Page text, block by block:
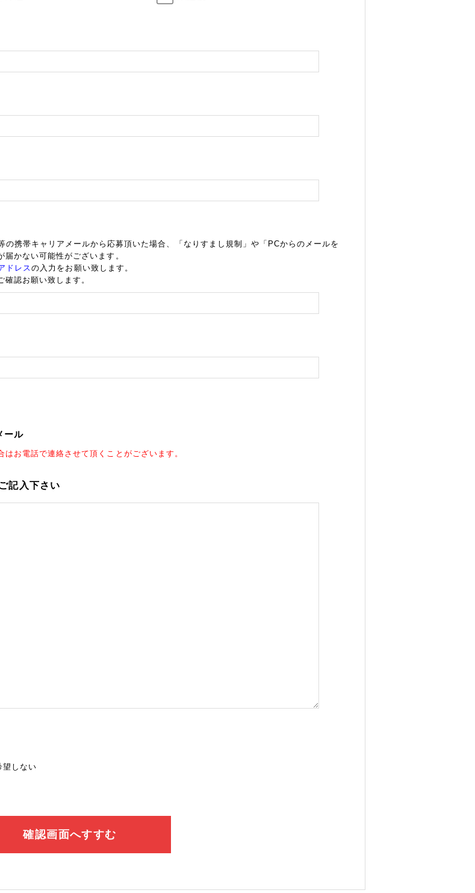
の携帯キャリアメールから応募頂いた場合、「なりすまし規制」や「PCからのメールを
かない可能性がございます。
ドレスの入力をお願い致します。
確認お願い致します。
ール
お電話で連絡させて頂くことがございます。
記入下さい
望しない